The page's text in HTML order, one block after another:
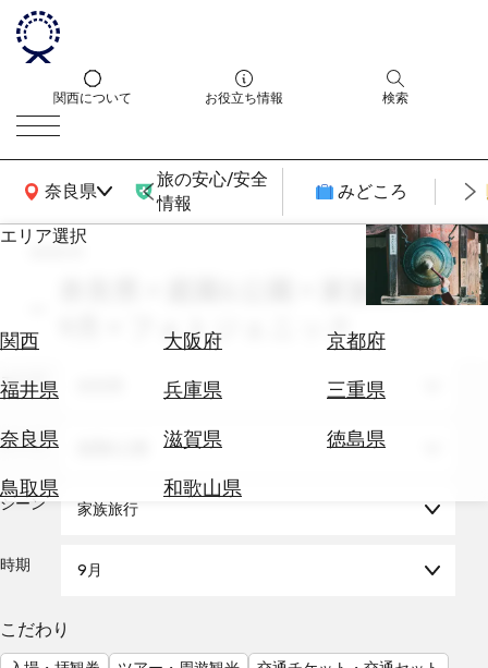
関西について お役立ち情報 検索
奈良県
関西広域MAP
旅の安心/安全
情報
みどころ
エリア選択
関西 大阪府
京都府
福井県
兵庫県
三重県
奈良県
滋賀県
徳島県
鳥取県
和歌山県
エ
券
テ
を
る
気
を
search
奈良県 × 庭園&公園 × 家族旅行 ×
9月 × フォトジェニック
エリア
テーマ
シーン 家族旅行
時期 9月
こだわり